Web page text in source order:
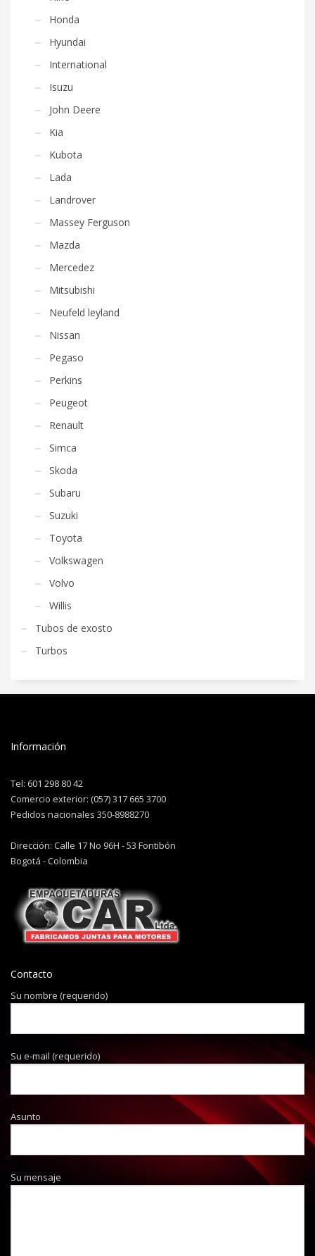
Honda
Hyundai
International
Isuzu
John Deere
Kia
Kubota
Lada
Landrover
Massey Ferguson
Mazda
Mercedez
Mitsubishi
Neufeld leyland
Nissan
Pegaso
Perkins
Peugeot
Renault
Simca
Skoda
Subaru
Suzuki
Toyota
Volkswagen
Volvo
Willis
Tubos de exosto
Turbos
Información
Tel: 601 298 80 42
Comercio exterior: (057) 317 665 3700
Pedidos nacionales 350-8988270
Dirección: Calle 17 No 96H - 53 Fontibón
Bogotá - Colombia
Contacto
Su nombre (requerido)
Su e-mail (requerido)
Asunto
Su mensaje